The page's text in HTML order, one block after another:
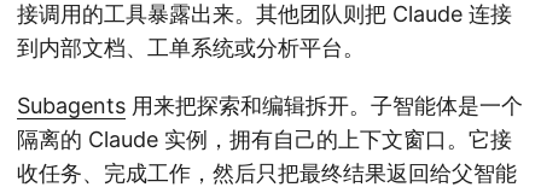
接调用的工具暴露出来。其他团队则把 Claude 连接
到内部文档、工单系统或分析平台。
Subagents 用来把探索和编辑拆开。子智能体是一个
隔离的 Claude 实例，拥有自己的上下文窗口。它接
收任务、完成工作，然后只把最终结果返回给父智能